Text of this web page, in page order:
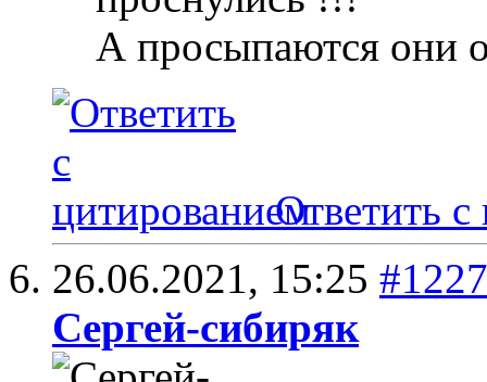
А просыпаются они
Ответить с
26.06.2021, 15:25
Сергей-сибиряк